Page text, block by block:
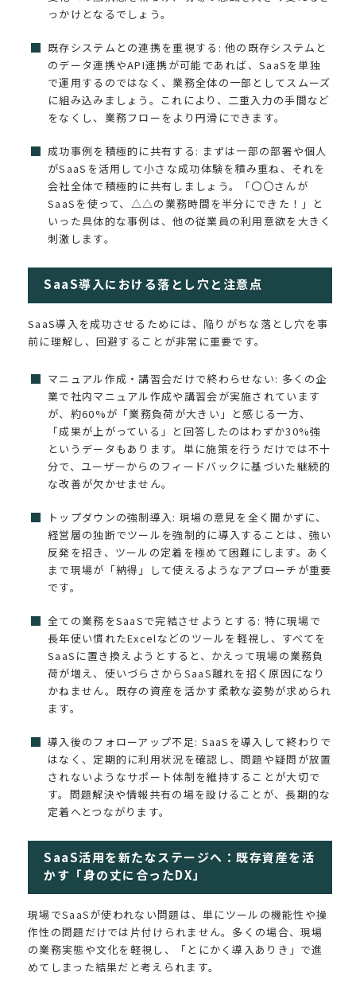
っかけとなるでしょう。
既存システムとの連携を重視する: 他の既存システムと
のデータ連携やAPI連携が可能であれば、SaaSを単独
で運用するのではなく、業務全体の一部としてスムーズ
に組み込みましょう。これにより、二重入力の手間など
をなくし、業務フローをより円滑にできます。
成功事例を積極的に共有する: まずは一部の部署や個人
がSaaSを活用して小さな成功体験を積み重ね、それを
会社全体で積極的に共有しましょう。「〇〇さんが
SaaSを使って、△△の業務時間を半分にできた！」と
いった具体的な事例は、他の従業員の利用意欲を大きく
刺激します。
SaaS導入における落とし穴と注意点
SaaS導入を成功させるためには、陥りがちな落とし穴を事
前に理解し、回避することが非常に重要です。
マニュアル作成・講習会だけで終わらせない: 多くの企
業で社内マニュアル作成や講習会が実施されています
が、約60%が「業務負荷が大きい」と感じる一方、
「成果が上がっている」と回答したのはわずか30%強
というデータもあります。単に施策を行うだけでは不十
分で、ユーザーからのフィードバックに基づいた継続的
な改善が欠かせません。
トップダウンの強制導入: 現場の意見を全く聞かずに、
経営層の独断でツールを強制的に導入することは、強い
反発を招き、ツールの定着を極めて困難にします。あく
まで現場が「納得」して使えるようなアプローチが重要
です。
全ての業務をSaaSで完結させようとする: 特に現場で
長年使い慣れたExcelなどのツールを軽視し、すべてを
SaaSに置き換えようとすると、かえって現場の業務負
荷が増え、使いづらさからSaaS離れを招く原因になり
かねません。既存の資産を活かす柔軟な姿勢が求められ
ます。
導入後のフォローアップ不足: SaaSを導入して終わりで
はなく、定期的に利用状況を確認し、問題や疑問が放置
されないようなサポート体制を維持することが大切で
す。問題解決や情報共有の場を設けることが、長期的な
定着へとつながります。
SaaS活用を新たなステージへ：既存資産を活
かす「身の丈に合ったDX」
現場でSaaSが使われない問題は、単にツールの機能性や操
作性の問題だけでは片付けられません。多くの場合、現場
の業務実態や文化を軽視し、「とにかく導入ありき」で進
めてしまった結果だと考えられます。